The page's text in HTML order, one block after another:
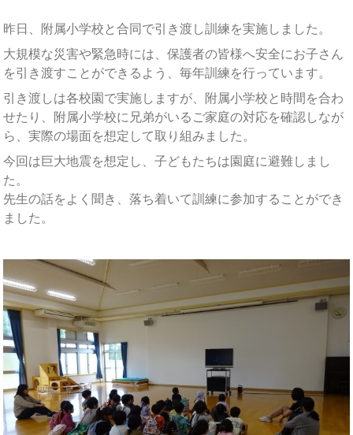
昨日、附属小学校と合同で引き渡し訓練を実施しました。
大規模な災害や緊急時には、保護者の皆様へ安全にお子さん
を引き渡すことができるよう、毎年訓練を行っています。
引き渡しは各校園で実施しますが、附属小学校と時間を合わ
せたり、附属小学校に兄弟がいるご家庭の対応を確認しなが
ら、実際の場面を想定して取り組みました。
今回は巨大地震を想定し、子どもたちは園庭に避難しまし
た。
先生の話をよく聞き、落ち着いて訓練に参加することができ
ました。